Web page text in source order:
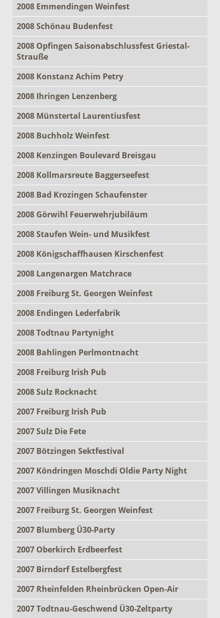
2008 Emmendingen Weinfest
2008 Schönau Budenfest
2008 Opfingen Saisonabschlussfest Griestal-
Strauße
2008 Konstanz Achim Petry
2008 Ihringen Lenzenberg
2008 Münstertal Laurentiusfest
2008 Buchholz Weinfest
2008 Kenzingen Boulevard Breisgau
2008 Kollmarsreute Baggerseefest
2008 Bad Krozingen Schaufenster
2008 Görwihl Feuerwehrjubiläum
2008 Staufen Wein- und Musikfest
2008 Königschaffhausen Kirschenfest
2008 Langenargen Matchrace
2008 Freiburg St. Georgen Weinfest
2008 Endingen Lederfabrik
2008 Todtnau Partynight
2008 Bahlingen Perlmontnacht
2008 Freiburg Irish Pub
2008 Sulz Rocknacht
2007 Freiburg Irish Pub
2007 Sulz Die Fete
2007 Bötzingen Sektfestival
2007 Köndringen Moschdi Oldie Party Night
2007 Villingen Musiknacht
2007 Freiburg St. Georgen Weinfest
2007 Blumberg Ü30-Party
2007 Oberkirch Erdbeerfest
2007 Birndorf Estelbergfest
2007 Rheinfelden Rheinbrücken Open-Air
2007 Todtnau-Geschwend Ü30-Zeltparty